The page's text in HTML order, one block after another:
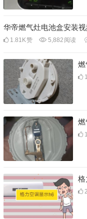
华帝燃气灶电池盒安装
1.81K赞 5,882 阅读
燃
燃
格